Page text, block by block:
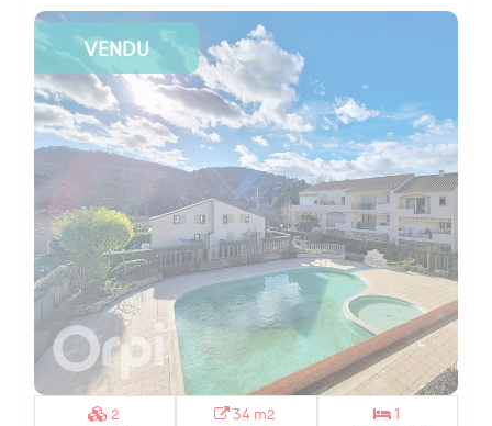
VENDU
2
34 m2
1